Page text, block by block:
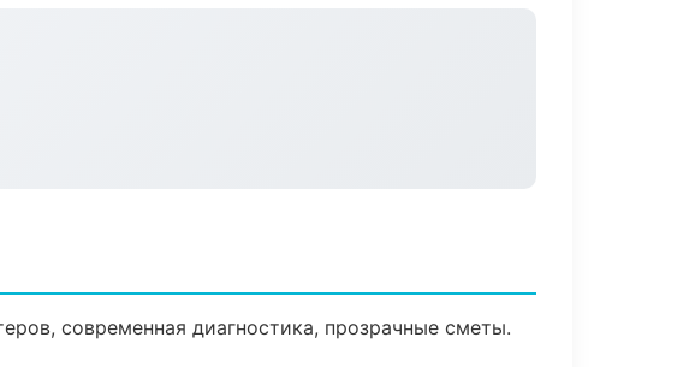
современная диагностика, прозрачные сметы.